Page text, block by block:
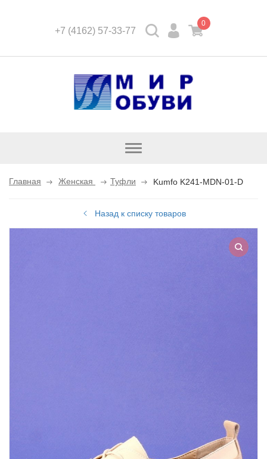
+7 (4162) 57-33-77
0
Открыть
Главная Женская Туфли Kumfo K241-MDN-01-D
Назад к списку товаров